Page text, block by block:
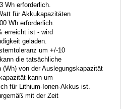
Wh erforderlich.
für Akkukapazitäten
Wh erforderlich.
erreicht ist - wird
geladen.
um +/-10
die tatsächliche
von der Auslegungskapazität
kann um
für Lithium-Ionen-Akkus ist.
mit der Zeit